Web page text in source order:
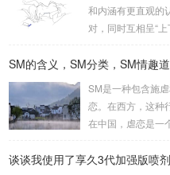
和内涵有更直观的
对，同时互相呈“
头枕女方大腿。这
考验了男女双方
一姿势的独特之处
激，同时避免疲劳
SM的含义，SM分类，SM情趣
SM是一种包含施
恋。在西方，这种
在中国，虐恋是一
英文简写即我们通
谈谈我使用了享久3代加强版喷